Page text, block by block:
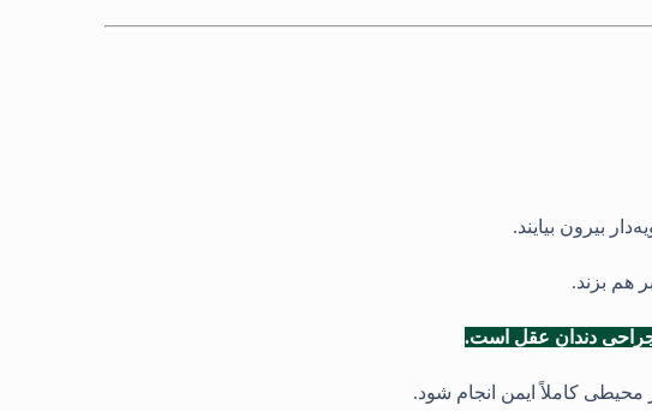
بیرون بیایند.
هم بزند.
جراحی دندان عقل است.
محیطی کاملاً ایمن انجام شود.